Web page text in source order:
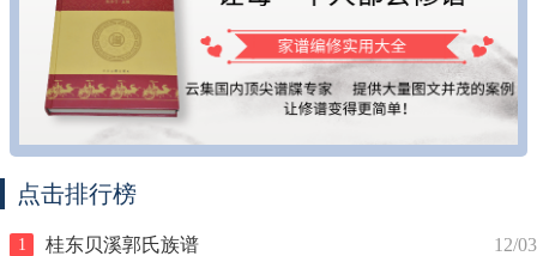
点击排行榜
12/03
1
桂东贝溪郭氏族谱